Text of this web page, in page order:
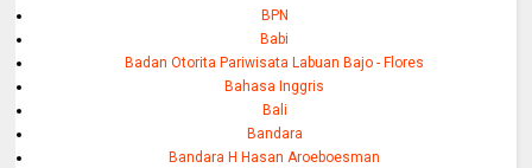
BPN
Babi
Badan Otorita Pariwisata Labuan Bajo - Flores
Bahasa Inggris
Bali
Bandara
Bandara H Hasan Aroeboesman